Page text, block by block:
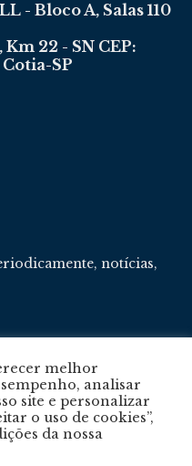
- Bloco A, Salas 110
22 - SN CEP:
SP
notícias,
melhor
analisar
site e personalizar
o uso de cookies”,
da nossa